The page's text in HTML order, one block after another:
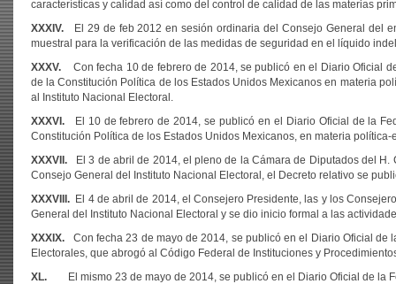
características y calidad así como del control de calidad de las materias
XXXIV. El 29 de feb 2012 en sesión ordinaria del Consejo General del
muestral para la verificación de las medidas de seguridad en el líquido
XXXV. Con fecha 10 de febrero de 2014, se publicó en el Diario Oficial
de la Constitución Política de los Estados Unidos Mexicanos en materia
al Instituto Nacional Electoral.
XXXVI. El 10 de febrero de 2014, se publicó en el Diario Oficial de la
Constitución Política de los Estados Unidos Mexicanos, en materia política-
XXXVII. El 3 de abril de 2014, el pleno de la Cámara de Diputados del
Consejo General del Instituto Nacional Electoral, el Decreto relativo se
XXXVIII. El 4 de abril de 2014, el Consejero Presidente, las y los
General del Instituto Nacional Electoral y se dio inicio formal a las
XXXIX. Con fecha 23 de mayo de 2014, se publicó en el Diario Oficial de
Electorales, que abrogó al Código Federal de Instituciones y
XL. El mismo 23 de mayo de 2014, se publicó en el Diario Oficial de la